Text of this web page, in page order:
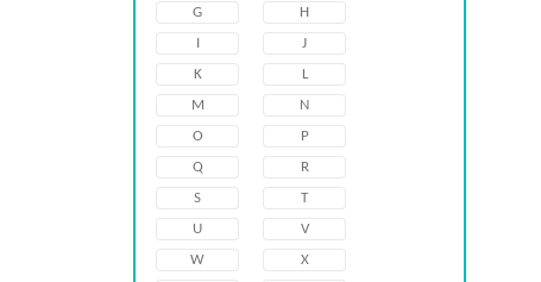
G
H
I
J
K
L
M
N
O
P
Q
R
S
T
U
V
W
X